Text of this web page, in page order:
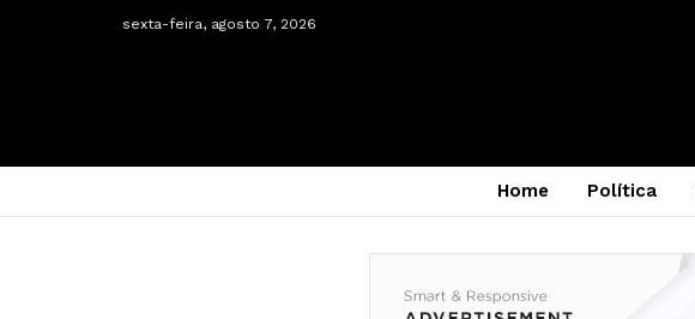
sexta-feira, agosto 7, 2026
Home Política